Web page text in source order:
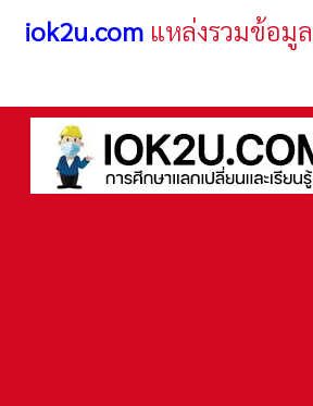
iok2u.com แหล่งรวมข้อมู